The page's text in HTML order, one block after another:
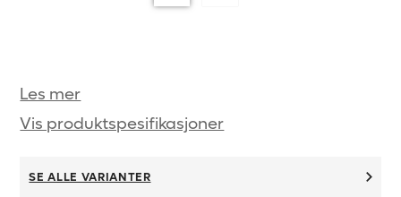
Les mer
Vis produktspesifikasjoner
SE ALLE VARIANTER